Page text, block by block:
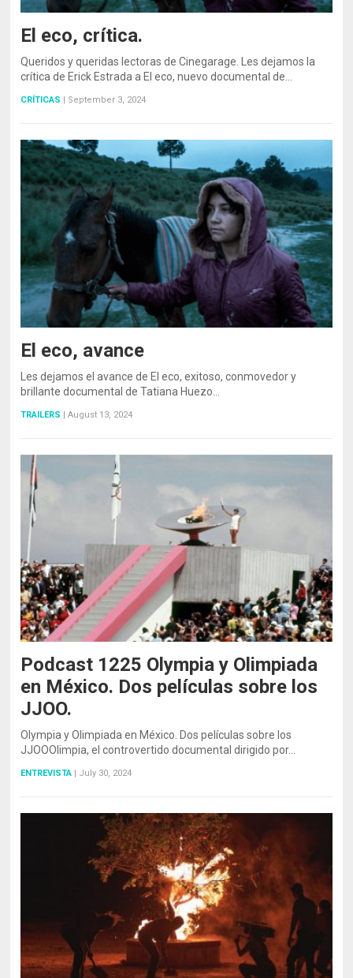
El eco, crítica.
Queridos y queridas lectoras de Cinegarage. Les dejamos la
crítica de Erick Estrada a El eco, nuevo documental de…
CRÍTICAS September 3, 2024
El eco, avance
Les dejamos el avance de El eco, exitoso, conmovedor y
brillante documental de Tatiana Huezo…
TRAILERS | August 13, 2024
Podcast 1225 Olympia y Olimpiada
en México. Dos películas sobre los
JJOO.
Olympia y Olimpiada en México. Dos películas sobre los
JJOOOlimpia, el controvertido documental dirigido por…
ENTREVISTA July 30, 2024